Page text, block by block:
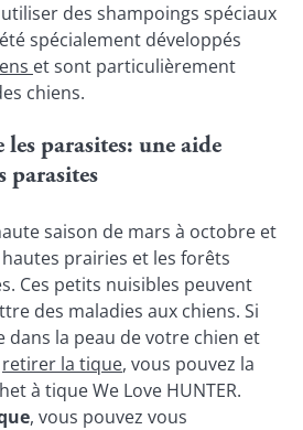
des shampoings spéciaux
spécialement développés
et sont particulièrement
chiens.
parasites: une aide
parasites
saison de mars à octobre et
prairies et les forêts
Ces petits nuisibles peuvent
des maladies aux chiens. Si
dans la peau de votre chien et
retirer la tique, vous pouvez la
à tique We Love HUNTER.
, vous pouvez vous